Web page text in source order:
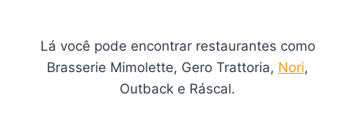
Lá você pode encontrar restaurantes como
Brasserie Mimolette, Gero Trattoria, Nori,
Outback e Ráscal.